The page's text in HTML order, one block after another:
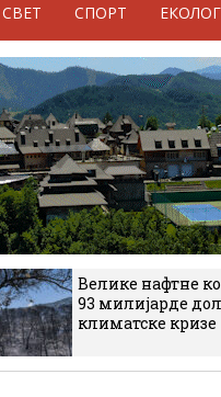
СВЕТ СПОРТ
Велике нафтне
93 милијарде
климатске кризе